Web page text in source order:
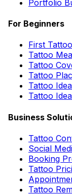
Portfolio
For Beginners
First
Tattoo
Tattoo
Tattoo
Tattoo
Tattoo
Business
Tattoo
Social
Booking
Tattoo
Tattoo